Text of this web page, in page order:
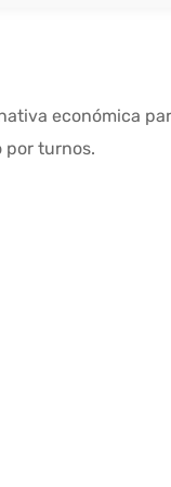
económica
por turnos.